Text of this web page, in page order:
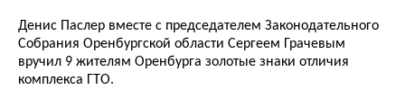
Денис Паслер вместе с председателем Законодательного
Собрания Оренбургской области Сергеем Грачевым
вручил 9 жителям Оренбурга золотые знаки отличия
комплекса ГТО.